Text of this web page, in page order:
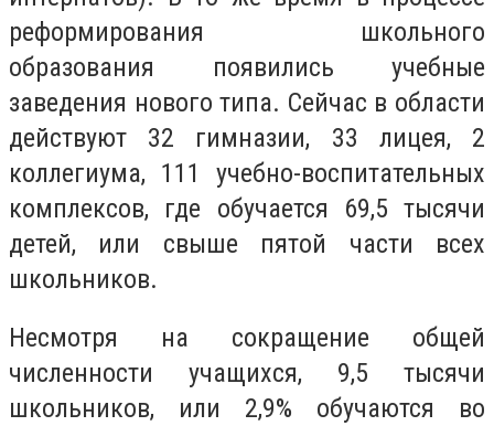
реформирования школьного
образования появились учебные
заведения нового типа. Сейчас в области
действуют 32 гимназии, 33 лицея, 2
коллегиума, 111 учебно-воспитательных
комплексов, где обучается 69,5 тысячи
детей, или свыше пятой части всех
школьников.
Несмотря на сокращение общей
численности учащихся, 9,5 тысячи
школьников, или 2,9% обучаются во